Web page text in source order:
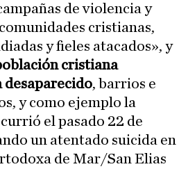
de violencia y
cristianas,
y fieles atacados», y
cristiana
, barrios e
y como ejemplo la
el pasado 22 de
un atentado suicida en
de Mar/San Elias